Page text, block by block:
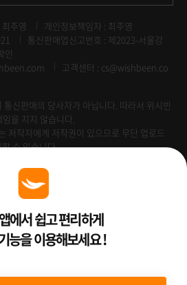
주영
개인정보책임자 : 최주영
통신판매업신고번호 : 제2023-서울강
인
고객센터 : cs@wishbeen.co
신판매의 당사자가 아닙니다. 따라서 위시빈
을 지지 않습니다.
저작자에게 저작권이 있으므로 무단 업로드
수 있습니다.
에서 쉽고 편리하게
능을 이용해보세요 !